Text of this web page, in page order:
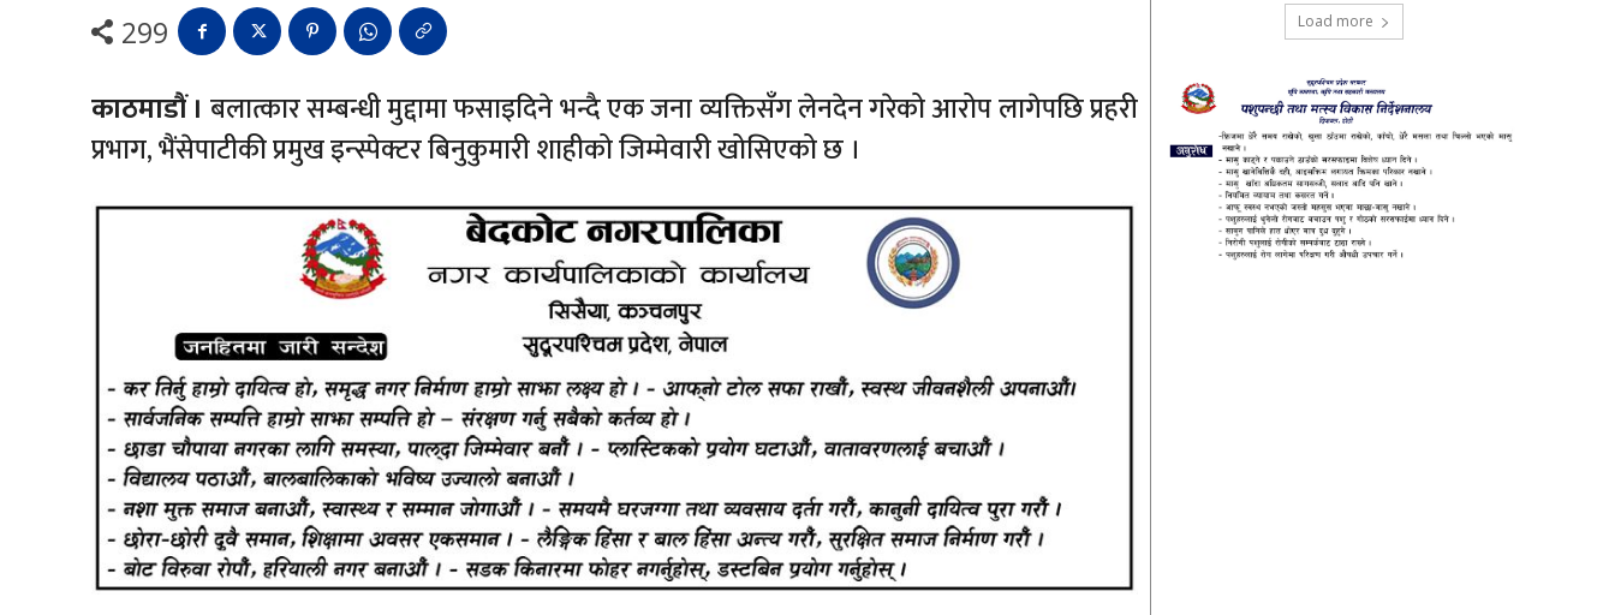
299
काठमाडौं । बलात्कार सम्बन्धी मुद्दामा फसाइदिने भन्दै एक जना व्यक्तिसँग लेनदेन गरेको आरोप लागेपछि प्रहरी
प्रभाग, भैंसेपाटीकी प्रमुख इन्स्पेक्टर बिनुकुमारी शाहीको जिम्मेवारी खोसिएको छ ।
Load more